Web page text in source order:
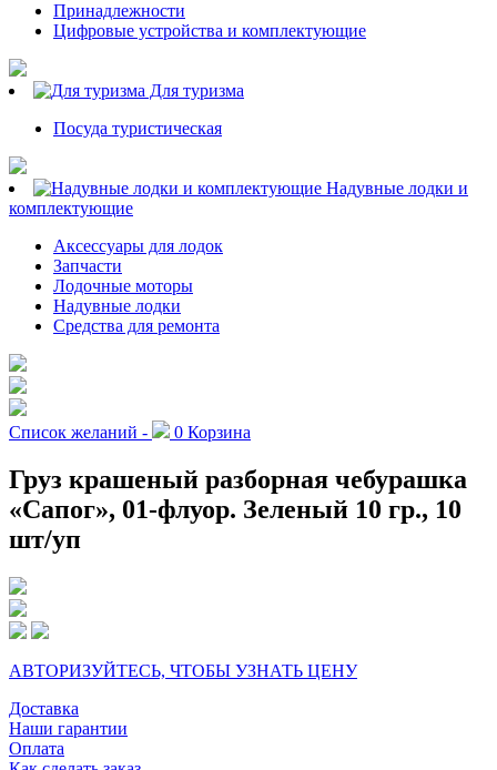
Принадлежности
Цифровые устройства и комплектующие
Для туризма
Посуда туристическая
Надувные лодки и
комплектующие
Аксессуары для лодок
Запчасти
Лодочные моторы
Надувные лодки
Средства для ремонта
Список желаний - 0 Корзина
Груз крашеный разборная чебурашка
«Сапог», 01-флуор. Зеленый 10 гр., 10
шт/уп
АВТОРИЗУЙТЕСЬ, ЧТОБЫ УЗНАТЬ ЦЕНУ
Доставка
Наши гарантии
Оплата